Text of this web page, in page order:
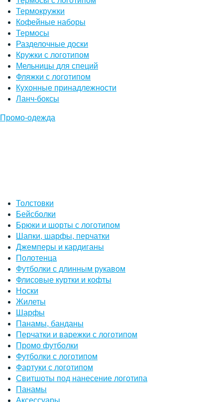
Термокружки
Кофейные наборы
Термосы
Разделочные доски
Кружки с логотипом
Мельницы для специй
Фляжки с логотипом
Кухонные принадлежности
Ланч-боксы
Промо-одежда
Толстовки
Бейсболки
Брюки и шорты с логотипом
Шапки, шарфы, перчатки
Джемперы и кардиганы
Полотенца
Футболки с длинным рукавом
Флисовые куртки и кофты
Носки
Жилеты
Шарфы
Панамы, банданы
Перчатки и варежки с логотипом
Промо футболки
Футболки с логотипом
Фартуки с логотипом
Свитшоты под нанесение логотипа
Панамы
Аксессуары